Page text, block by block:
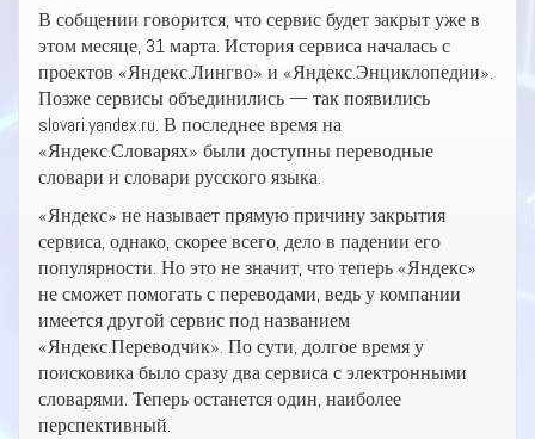
В собщении говорится, что сервис будет закрыт уже в
этом месяце, 31 марта. История сервиса началась с
проектов «Яндекс.Лингво» и «Яндекс.Энциклопедии».
Позже сервисы объединились — так появились
slovari.yandex.ru. В последнее время на
«Яндекс.Словарях» были доступны переводные
словари и словари русского языка.
«Яндекс» не называет прямую причину закрытия
сервиса, однако, скорее всего, дело в падении его
популярности. Но это не значит, что теперь «Яндекс»
не сможет помогать с переводами, ведь у компании
имеется другой сервис под названием
«Яндекс.Переводчик». По сути, долгое время у
поисковика было сразу два сервиса с электронными
словарями. Теперь останется один, наиболее
перспективный.